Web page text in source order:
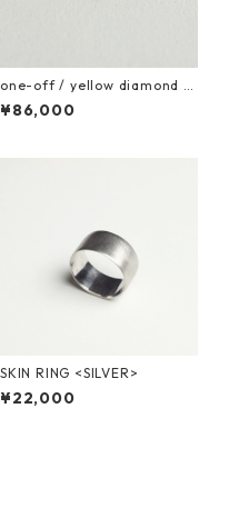
one-off / yellow diamond K
18
¥86,000
SKIN RING <SILVER>
¥22,000